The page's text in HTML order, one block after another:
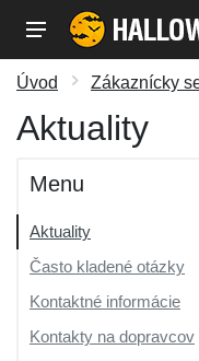
Úvod Zákaznícky
Aktuality
Menu
Aktuality
Často kladené otázky
Kontaktné informácie
Kontakty na dopravcov